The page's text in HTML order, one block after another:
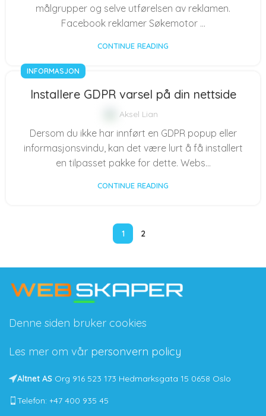
målgrupper og selve utførelsen av reklamen.
Facebook reklamer Søkemotor ...
CONTINUE READING
INFORMASJON
Installere GDPR varsel på din nettside
Aksel Lian
Dersom du ikke har innført en GDPR popup eller
informasjonsvindu, kan det være lurt å få installert
en tilpasset pakke for dette. Webs...
CONTINUE READING
1 2
Denne siden bruker cookies
Les mer om vår personvern policy
Altnet AS Org 916 523 173 Hedmarksgata 15 0658 Oslo
Telefon: +47 400 935 45